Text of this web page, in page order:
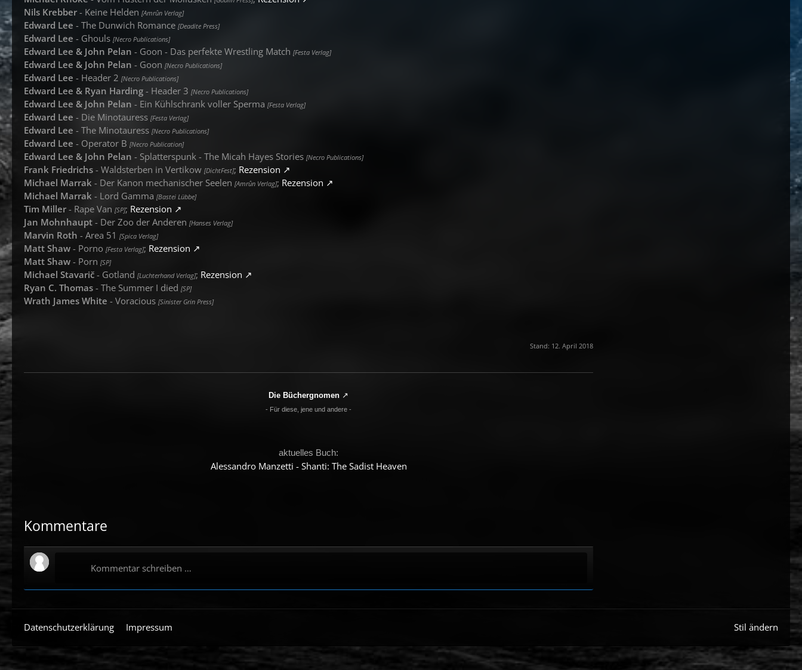
Nils Krebber - Keine Helden [Amrûn Verlag]
Edward Lee - The Dunwich Romance [Deadite Press]
Edward Lee - Ghouls [Necro Publications]
Edward Lee & John Pelan - Goon - Das perfekte Wrestling Match [Festa Verlag]
Edward Lee & John Pelan - Goon [Necro Publications]
Edward Lee - Header 2 [Necro Publications]
Edward Lee & Ryan Harding - Header 3 [Necro Publications]
Edward Lee & John Pelan - Ein Kühlschrank voller Sperma [Festa Verlag]
Edward Lee - Die Minotauress [Festa Verlag]
Edward Lee - The Minotauress [Necro Publications]
Edward Lee - Operator B [Necro Publication]
Edward Lee & John Pelan - Splatterspunk - The Micah Hayes Stories [Necro Publications]
Frank Friedrichs - Waldsterben in Vertikow [DichtFest]; Rezension
Michael Marrak - Der Kanon mechanischer Seelen [Amrûn Verlag]; Rezension
Michael Marrak - Lord Gamma [Bastei Lübbe]
Tim Miller - Rape Van [SP]; Rezension
Jan Mohnhaupt - Der Zoo der Anderen [Hanses Verlag]
Marvin Roth - Area 51 [Spica Verlag]
Matt Shaw - Porno [Festa Verlag]; Rezension
Matt Shaw - Porn [SP]
Michael Stavarič - Gotland [Luchterhand Verlag]; Rezension
Ryan C. Thomas - The Summer I died [SP]
Wrath James White - Voracious [Sinister Grin Press]
Stand: 12. April 2018
Die Büchergnomen
- Für diese, jene und andere -
aktuelles Buch:
Alessandro Manzetti - Shanti: The Sadist Heaven
Kommentare
Kommentar schreiben …
Stil ändern
Datenschutzerklärung Impressum